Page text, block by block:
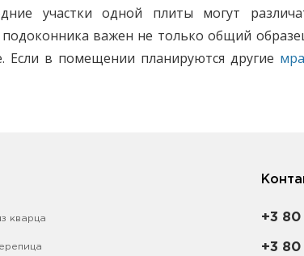
участки одной плиты могут
важен не только общий
Если в помещении планируются другие
кварца +3 80
+3 80